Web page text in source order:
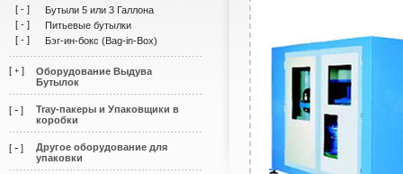
[ - ]
Бутыли 5 или 3 Галлона
[ - ]
Питьевые бутылки
[ - ] Бэг-ин-бокс (Bag-in-Box)
[ + ]
Оборудование Выдува
Бутылок
[ - ]
Tray-пакеры и Упаковщики в
коробки
[ - ]
Другое оборудование для
упаковки